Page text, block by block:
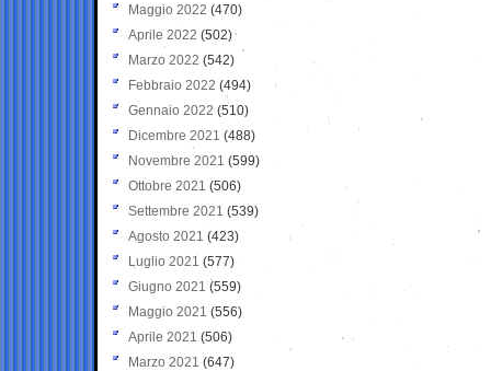
Maggio 2022 (470)
Aprile 2022 (502)
Marzo 2022 (542)
Febbraio 2022 (494)
Gennaio 2022 (510)
Dicembre 2021 (488)
Novembre 2021 (599)
Ottobre 2021 (506)
Settembre 2021 (539)
Agosto 2021 (423)
Luglio 2021 (577)
Giugno 2021(559)
Maggio 2021 (556)
Aprile 2021 (506)
Marzo 2021 (647)